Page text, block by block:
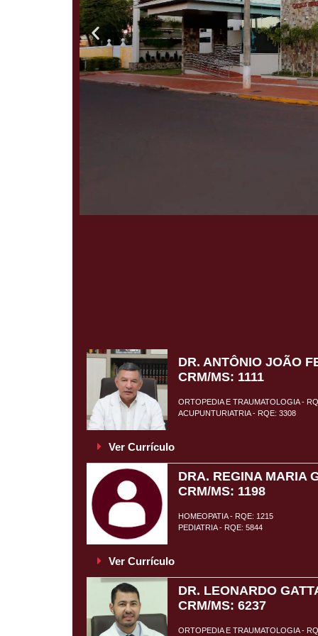
DR. ANTÔNIO JOÃO
CRM/MS: 1111
ORTOPEDIA E TRAUMATOLOGIA -
ACUPUNTURIATRIA - RQE: 3308
Ver Currículo
DRA. REGINA MARIA
CRM/MS: 1198
HOMEOPATIA - RQE: 1215
PEDIATRIA - RQE: 5844
Ver Currículo
DR. LEONARDO
CRM/MS: 6237
ORTOPEDIA E TRAUMATOLOGIA -